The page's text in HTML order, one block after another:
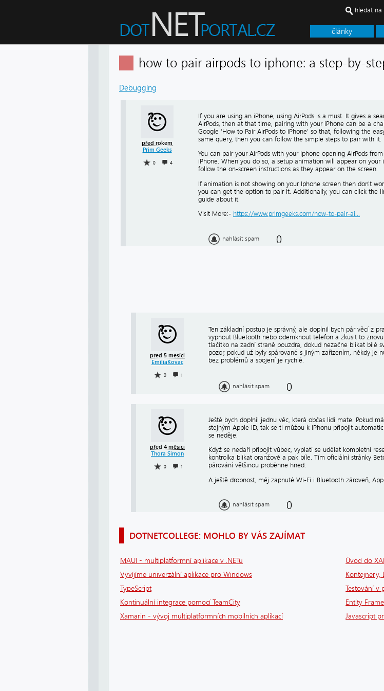
články
hledat na
how to pair airpods to iphone: a step-by-
Debugging
před rokem
Prim Geeks
0 4
If you are using an iPhone, using AirPods is a must. It gives a
AirPods, then at that time, pairing with your iPhone can be a
Google ‘How to Pair AirPods to iPhone’ so that, following the
same query, then you can follow the simple steps to pair with it.
You can pair your AirPods with your Iphone opening AirPods
iPhone. When you do so, a setup animation will appear on your
follow the on-screen instructions as they appear on the screen.
If animation is not showing on your Iphone screen then don't
you can get the option to pair it. Additionally, you can click the
guide about it.
Visit More:- https://www.primgeeks.com/how-to-pair-ai...
nahlásit spam 0
před 5 měsíci
EmiliaKovac
0 1
Ten základní postup je správný, ale doplnil bych pár věcí z
vypnout Bluetooth nebo odemknout telefon a zkusit to
tlačítko na zadní straně pouzdra, dokud nezačne blikat bílé
pozor, pokud už byly spárované s jiným zařízením, někdy
bez problémů a spojení je rychlé.
nahlásit spam 0
před 4 měsíci
Thora Simon
0 1
Ještě bych doplnil jednu věc, která občas lidi mate. Pokud
stejným Apple ID, tak se ti můžou k iPhonu připojit
se neděje.
Když se nedaří připojit vůbec, vyplatí se udělat kompletní
kontrolka blikat oranžově a pak bíle. Tím oficiální stránky
párování většinou proběhne hned.
A ještě drobnost, měj zapnuté Wi-Fi i Bluetooth zároveň,
nahlásit spam 0
DOTNETCOLLEGE: MOHLO BY VÁS ZAJÍMAT
MAUI - multiplatformní aplikace v .NETu
Úvod do
Vyvíjíme univerzální aplikace pro Windows
Kontejnery,
TypeScript
Testování v
Kontinuální integrace pomocí TeamCity
Entity
Xamarin - vývoj multiplatformních mobilních aplikací
Javascript